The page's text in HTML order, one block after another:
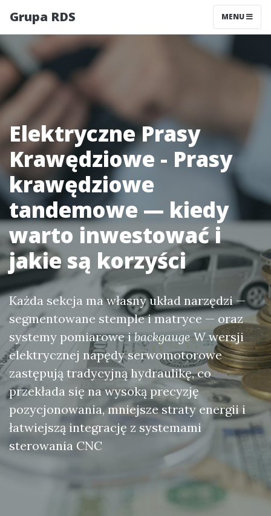
Grupa RDS MENU
Elektryczne Prasy
Krawędziowe - Prasy
krawędziowe
tandemowe — kiedy
warto inwestować i
jakie są korzyści
Każda sekcja ma własny układ narzędzi —
segmentowane stemple i matryce — oraz
systemy pomiarowe ibackgaugeW wersji
elektrycznej napędy serwomotorowe
zastępują tradycyjną hydraulikę, co
przekłada się na wysoką precyzję
pozycjonowania, mniejsze straty energii i
łatwiejszą integrację z systemami
sterowania CNC